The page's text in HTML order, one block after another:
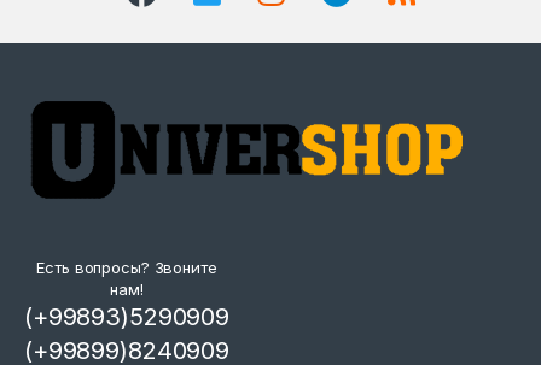
Есть вопросы? Звоните
нам!
(+99893)5290909
(+99899)8240909